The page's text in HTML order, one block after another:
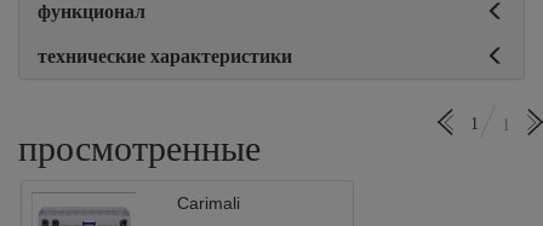
функционал
технические характеристики
просмотренные
1 1
Carimali